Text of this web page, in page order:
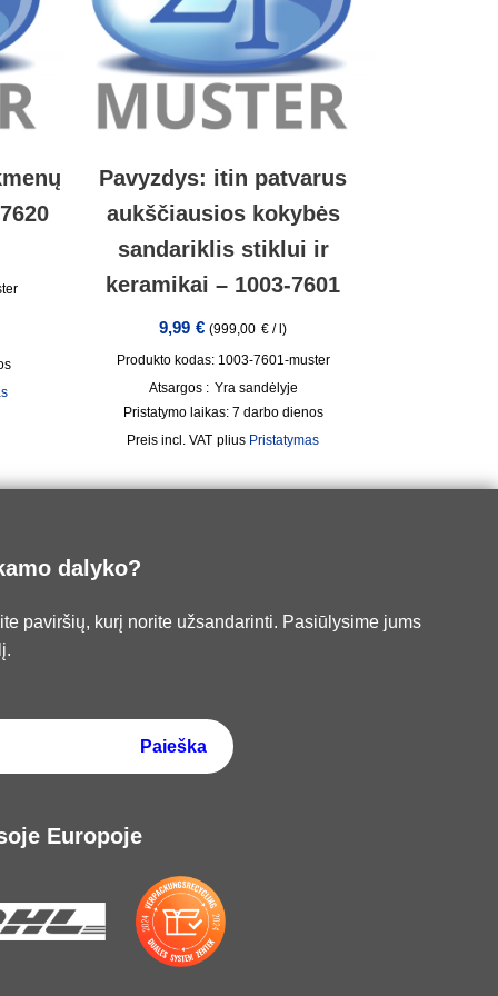
Pavyzdys: itin patvarus
aukščiausios kokybės
sandariklis stiklui ir
keramikai – 1003-7601
9,99 € (999,00 € /l)
Produkto kodas: 1003-7601-muster
Atsargos : Yra sandėlyje
Pristatymo laikas: 7 darbo dienos
incl. VAT plius Pristatymas
dalyko?
paviršių, kurį norite užsandarinti. Pasiūlysime jums
Europoje